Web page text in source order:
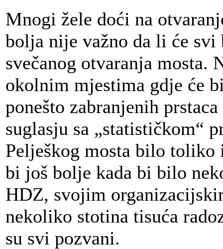
Mnogi žele doći na
bolja nije važno da li će svi
svečanog otvaranja mosta.
okolnim mjestima gdje će
ponešto zabranjenih
suglasju sa „statističkom“
Pelješkog mosta bilo
bi još bolje kada bi bilo
HDZ, svojim
nekoliko stotina tisuća
su svi pozvani.